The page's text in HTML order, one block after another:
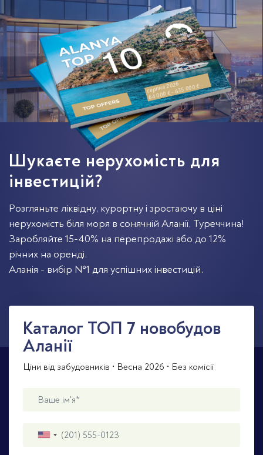
серпня 2026
64 000 € - 635 000 €
Шукаєте нерухомість для
інвестицій?
Розгляньте ліквідну, курортну і зростаючу в ціні
нерухомість біля моря в сонячній Аланії, Туреччина!
Заробляйте 15-40% на перепродажі або до 12%
річних на оренді.
Аланія - вибір №1 для успішних інвестицій.
Каталог TOП 7 новобудов
Аланії
Ціни від забудовників • Весна 2026 • Без комісії